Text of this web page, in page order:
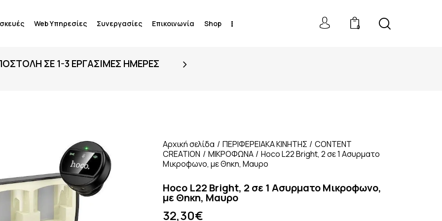
Web Υπηρεσίες Συνεργασίες Επικοινωνία Shop 0
ΣΕ 1-3 ΕΡΓΆΣΙΜΕΣ ΗΜΈΡΕΣ
Αρχική σελίδα ΠΕΡΙΦΕΡΕΙΑΚΑ ΚΙΝΗΤΗΣ
CONTENT
CREATION
ΜΙΚΡΟΦΩΝΑ
Hoco L22 Bright, 2 σε 1 Ασυρματο
Μικροφωνο, με Θηκη, Μαυρο
Hoco L22 Bright, 2 σε 1 Ασυρματο Μικροφωνο,
με Θηκη, Μαυρο
32,30€